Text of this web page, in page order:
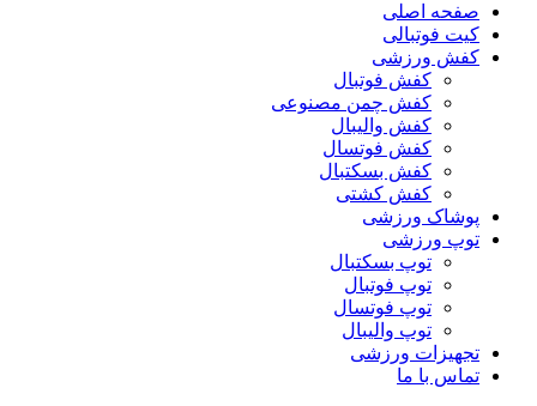
صفحه اصلی
کیت فوتبالی
کفش ورزشی
کفش فوتبال
کفش چمن مصنوعی
کفش والیبال
کفش فوتسال
کفش بسکتبال
کفش کشتی
پوشاک ورزشی
توپ ورزشی
توپ بسکتبال
توپ فوتبال
توپ فوتسال
توپ والیبال
تجهیزات ورزشی
تماس با ما